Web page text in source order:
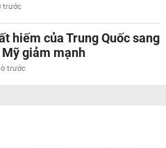
trước
hiếm của Trung Quốc sang
Mỹ giảm mạnh
trước